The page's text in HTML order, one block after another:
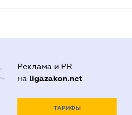
Реклама и PR
на ligazakon.net
ТАРИФЫ